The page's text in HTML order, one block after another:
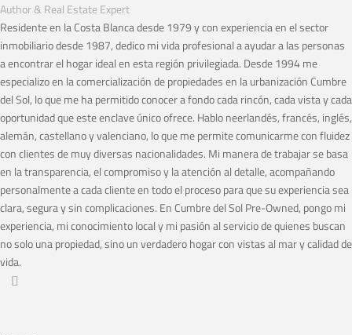
Author & Real Estate Expert
Residente en la Costa Blanca desde 1979 y con experiencia en el sector
inmobiliario desde 1987, dedico mi vida profesional a ayudar a las personas
a encontrar el hogar ideal en esta región privilegiada. Desde 1994 me
especializo en la comercialización de propiedades en la urbanización Cumbre
del Sol, lo que me ha permitido conocer a fondo cada rincón, cada vista y cada
oportunidad que este enclave único ofrece. Hablo neerlandés, francés, inglés,
alemán, castellano y valenciano, lo que me permite comunicarme con fluidez
con clientes de muy diversas nacionalidades. Mi manera de trabajar se basa
en la transparencia, el compromiso y la atención al detalle, acompañando
personalmente a cada cliente en todo el proceso para que su experiencia sea
clara, segura y sin complicaciones. En Cumbre del Sol Pre-Owned, pongo mi
experiencia, mi conocimiento local y mi pasión al servicio de quienes buscan
no solo una propiedad, sino un verdadero hogar con vistas al mar y calidad de
vida.